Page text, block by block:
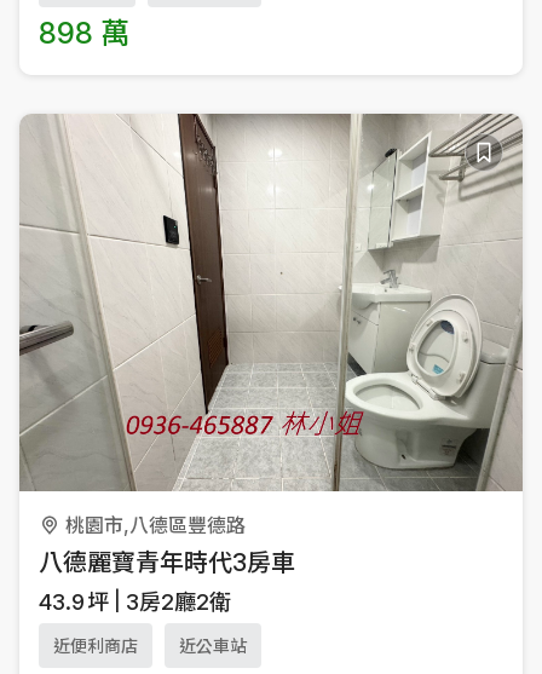
898 萬
桃園市,八德區豐德路
八德麗寶青年時代3房車
43.9坪 3房2廳2衛
近便利商店 近公車站